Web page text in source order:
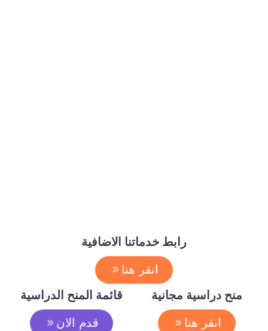
رابط خدماتنا الاضافية
انقر هنا
منح دراسية مجانية
انقر هنا
قائمة المنح الدراسية
قدم الان